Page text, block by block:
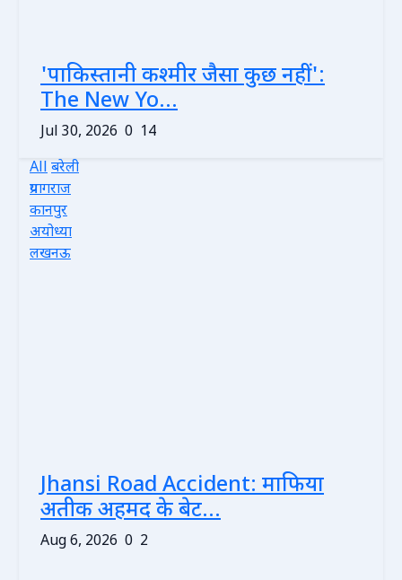
'पाकिस्तानी कश्मीर जैसा कुछ नहीं':
The New Yo...
Jul 30, 2026 0 14
Allबरेली
प्रयागराज
कानपुर
अयोध्या
लखनऊ
Jhansi Road Accident: माफिया
अतीक अहमद के बेट...
Aug 6, 2026 0 2